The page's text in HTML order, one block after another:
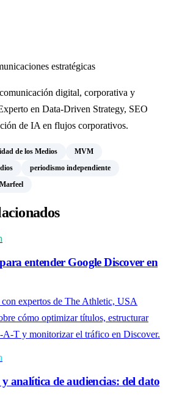
estratégicas
digital, corporativa y
en Data-Driven Strategy, SEO
de IA en flujos corporativos.
de los Medios
MVM
periodismo independiente
Marfeel
entender Google Discover en
expertos de The Athletic, USA
cómo optimizar títulos, estructurar
A-T y monitorizar el tráfico en Discover.
analítica de audiencias: del dato